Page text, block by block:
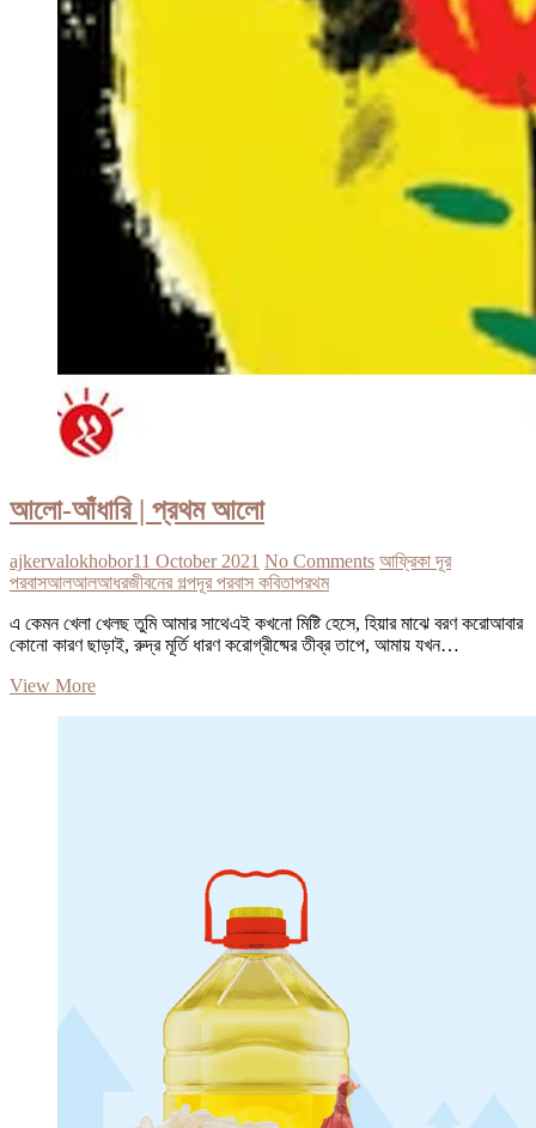
আলো-আঁধারি | প্রথম আলো
ajkervalokhobor11 October 2021 No Comments আফ্রিকা দূর
পরবাসআলআলআধরজীবনের গল্পদূর পরবাস কবিতাপরথম
এ কেমন খেলা খেলছ তুমি আমার সাথেএই কখনো মিষ্টি হেসে, হিয়ার মাঝে বরণ করোআবার
কোনো কারণ ছাড়াই, রুদ্র মূর্তি ধারণ করোগ্রীষ্মের তীব্র তাপে, আমায় যখন…
View Moreআলো-